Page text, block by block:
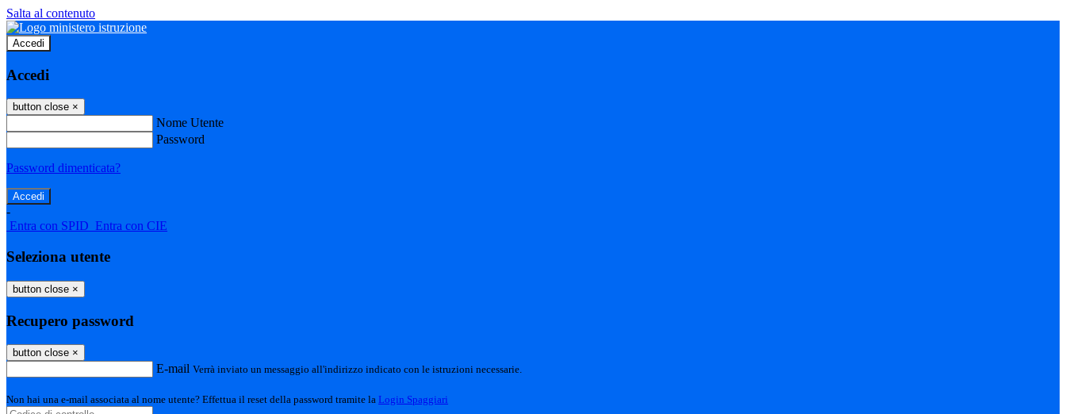
Salta al contenuto
Accedi
Accedi
button close ×
Nome Utente
Password
Password dimenticata?
-
Entra con SPID Entra con CIE
Seleziona utente
button close ×
Recupero password
button close ×
E-mail Verrà inviato un messaggio all'indirizzo indicato con le istruzioni necessarie.
Non hai una e-mail associata al nome utente? Effettua il reset della password tramite la Login Spaggiari